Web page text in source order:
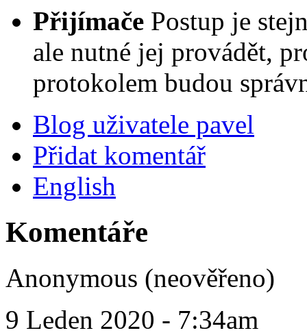
Přijímače Postup je
ale nutné jej provádět,
protokolem budou
Blog uživatele pavel
Přidat komentář
English
Komentáře
Anonymous (neověřeno)
9 Leden 2020 - 7:34am